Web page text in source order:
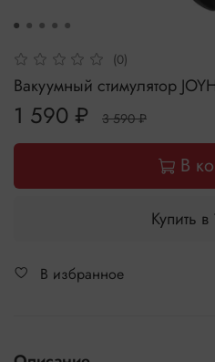
(0)
Вакуумный стимулятор
1 590 ₽ 3 590 ₽
В
Купить
В избранное